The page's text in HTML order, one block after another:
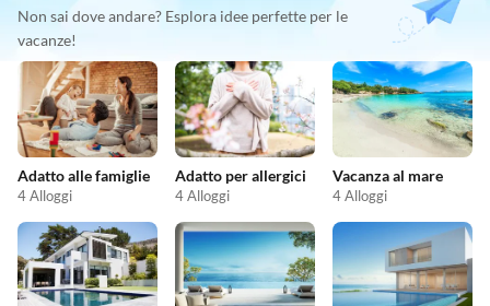
Non sai dove andare? Esplora idee perfette per le
vacanze!
Adatto alle famiglie
4 Alloggi
Adatto per allergici
4 Alloggi
Vacanza al mare
4 Alloggi